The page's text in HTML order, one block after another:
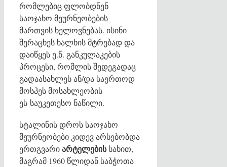
რომლებიც ფლობდნენ
საოჯახო მეურნეობების
მართვის ხელოვნებას. ისინი
შერაცხეს ხალხის მტრებად და
დაიწყეს ე.წ. განკულაკების
პროცესი, რომლის შედეგადაც
გადაასახლეს ან/და საერთოდ
მოსპეს მოსახლეობის
ეს საუკეთესო ნაწილი.
სტალინის დროს საოჯახო
მეურნეობები კიდევ არსებობდა
ერთგვარიარტელებისსახით,
მაგრამ 1960 წლიდან საბჭოთა